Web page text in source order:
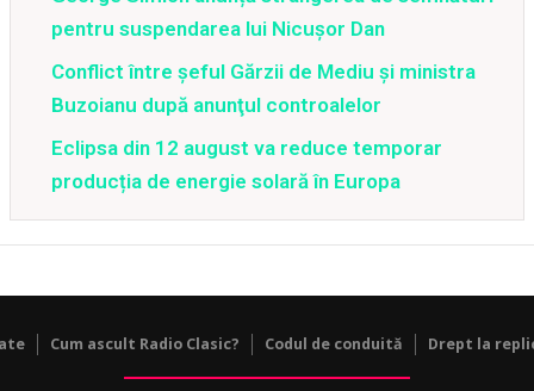
pentru suspendarea lui Nicușor Dan
Conflict între şeful Gărzii de Mediu şi ministra
Buzoianu după anunţul controalelor
Eclipsa din 12 august va reduce temporar
producția de energie solară în Europa
Cum ascult Radio Clasic? Codul de conduită Drept la